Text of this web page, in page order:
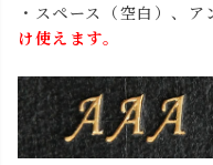
・スペース（空白）、
け使えます。